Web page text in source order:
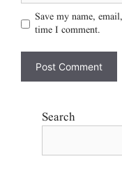
Save my name,
time I comment.
Search